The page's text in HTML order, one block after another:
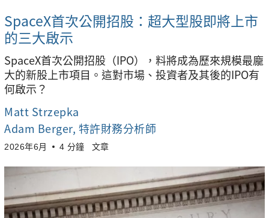
SpaceX首次公開招股：超大型股即將上市
的三大啟示
SpaceX首次公開招股（IPO），料將成為歷來規模最龐
大的新股上市項目。這對市場、投資者及其後的IPO有
何啟示？
Matt Strzepka
Adam Berger, 特許財務分析師
2026年6月 4 分鐘 文章